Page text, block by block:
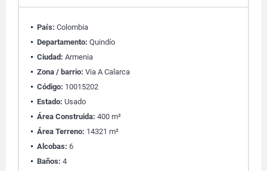
País: Colombia
Departamento: Quindío
Ciudad: Armenia
Zona / barrio: Via A Calarca
Código: 10015202
Estado: Usado
Área Construida: 400 m²
Área Terreno: 14321 m²
Alcobas: 6
Baños: 4